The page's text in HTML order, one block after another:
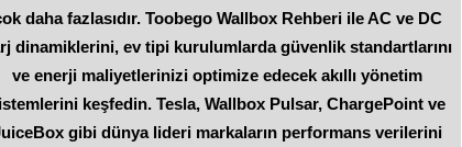
daha fazlasıdır. Toobego Wallbox Rehberi ile AC ve DC
dinamiklerini, ev tipi kurulumlarda güvenlik standartlarını
ve enerji maliyetlerinizi optimize edecek akıllı yönetim
keşfedin. Tesla, Wallbox Pulsar, ChargePoint ve
gibi dünya lideri markaların performans verilerini